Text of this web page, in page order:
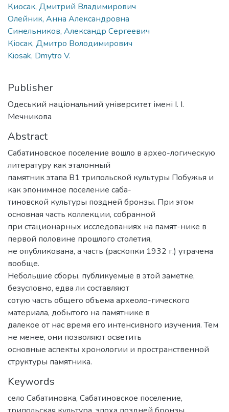
Киосак, Дмитрий Владимирович
Олейник, Анна Александровна
Синельников, Александр Сергеевич
Кіосак, Дмитро Володимирович
Kiosak, Dmytro V.
Publisher
Одеський національний університет імені І. І.
Мечникова
Abstract
Сабатиновское поселение вошло в архео-логическую
литературу как эталонный
памятник этапа В1 трипольской культуры Побужья и
как эпонимное поселение саба-
тиновской культуры поздней бронзы. При этом
основная часть коллекции, собранной
при стационарных исследованиях на памят-нике в
первой половине прошлого столетия,
не опубликована, а часть (раскопки 1932 г.) утрачена
вообще.
Небольшие сборы, публикуемые в этой заметке,
безусловно, едва ли составляют
сотую часть общего объема археоло-гического
материала, добытого на памятнике в
далекое от нас время его интенсивного изучения. Тем
не менее, они позволяют осветить
основные аспекты хронологии и пространственной
структуры памятника.
Keywords
село Сабатиновка, Сабатиновское поселение,